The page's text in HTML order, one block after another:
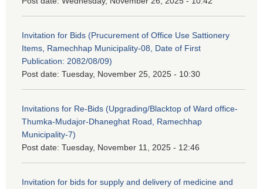
Invitation for Bids (Prucurement of Office Use Sattionery
Items, Ramechhap Municipality-08, Date of First
Publication: 2082/08/09)
Post date: Tuesday, November 25, 2025 - 10:30
Invitations for Re-Bids (Upgrading/Blacktop of Ward office-
Thumka-Mudajor-Dhaneghat Road, Ramechhap
Municipality-7)
Post date: Tuesday, November 11, 2025 - 12:46
Invitation for bids for supply and delivery of medicine and